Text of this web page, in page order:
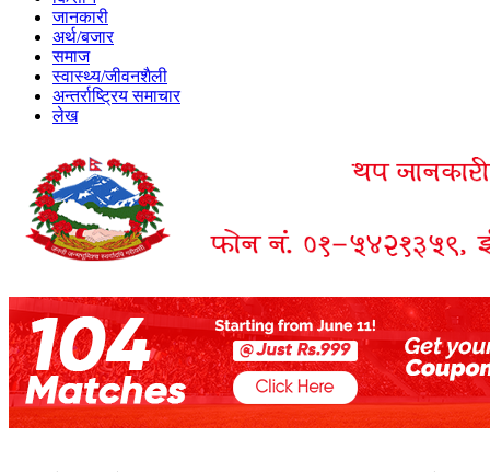
जानकारी
अर्थ/बजार
समाज
स्वास्थ्य/जीवनशैली
अन्तर्राष्ट्रिय समाचार
लेख